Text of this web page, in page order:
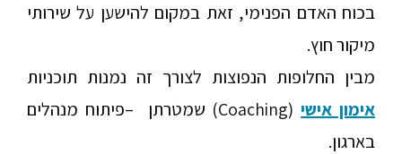
בכוח האדם הפנימי, זאת במקום להישען על שירותי
מיקור חוץ.
מבין החלופות הנפוצות לצורך זה נמנות תוכניות
אימון אישי(
Coaching) שמטרתן –פיתוח מנהלים
בארגון.